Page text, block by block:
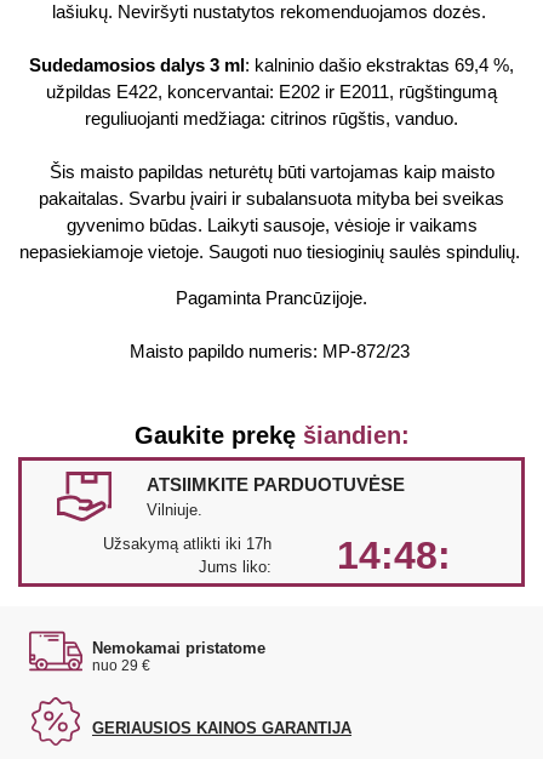
lašiukų. Neviršyti nustatytos rekomenduojamos dozės.
Sudedamosios dalys 3 ml: kalninio dašio ekstraktas 69,4 %,
užpildas E422, koncervantai: E202 ir E2011, rūgštingumą
reguliuojanti medžiaga: citrinos rūgštis, vanduo.
Šis maisto papildas neturėtų būti vartojamas kaip maisto
pakaitalas. Svarbu įvairi ir subalansuota mityba bei sveikas
gyvenimo būdas. Laikyti sausoje, vėsioje ir vaikams
nepasiekiamoje vietoje. Saugoti nuo tiesioginių saulės spindulių.
Pagaminta Prancūzijoje.
Maisto papildo numeris: MP-872/23
Gaukite prekę šiandien:
ATSIIMKITE PARDUOTUVĖSE
Vilniuje.
Užsakymą atlikti iki 17h
Jums liko:
14:48:
Nemokamai pristatome
nuo 29 €
GERIAUSIOS KAINOS GARANTIJA